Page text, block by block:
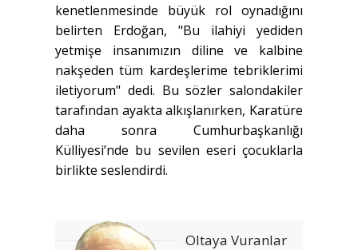
kenetlenmesinde büyük rol oynadığını
belirten Erdoğan, "Bu ilahiyi yediden
yetmişe insanımızın diline ve kalbine
nakşeden tüm kardeşlerime tebriklerimi
iletiyorum" dedi. Bu sözler salondakiler
tarafından ayakta alkışlanırken, Karatüre
daha sonra Cumhurbaşkanlığı
Külliyesi’nde bu sevilen eseri çocuklarla
birlikte seslendirdi.
Oltaya Vuranlar